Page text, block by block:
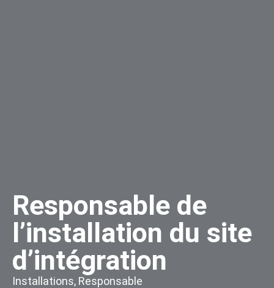
Responsable de
l’installation du site
d’intégration
Installations, Responsable